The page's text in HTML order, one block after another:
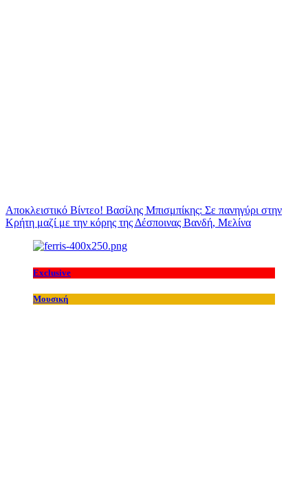
Αποκλειστικό Βίντεο! Βασίλης Μπισμπίκης: Σε πανηγύρι στην
Κρήτη μαζί με την κόρης της Δέσποινας Βανδή, Μελίνα
Exclusive
Μουσική